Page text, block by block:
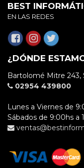
BEST
EN LAS REDES
¿DÓNDE
Bartolomé Mitre 243,
02954 439800
Lunes a Viernes de
Sábados de 9:00hs a